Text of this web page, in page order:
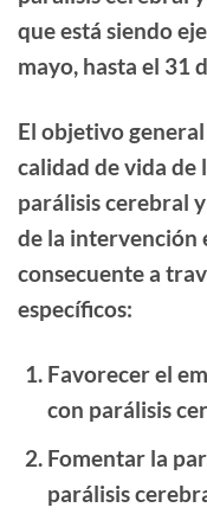
que está siendo
mayo, hasta el 31
El objetivo
calidad de vida de
parálisis cerebral
de la intervención
consecuente a
específicos:
Favorecer el
con parálisis
Fomentar la
parálisis